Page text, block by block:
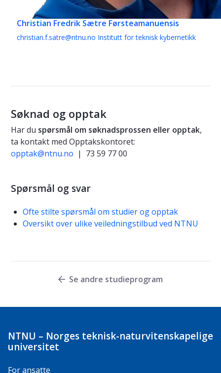
Christian Fredrik Sætre Førsteamanuensis
christian.f.satre@ntnu.no Institutt for teknisk kybernetikk
​​​​​​​Søknad og opptak
Har du spørsmål om søknadsprossen eller opptak,
ta kontakt med Opptakskontoret:
opptak@ntnu.no | 73 59 77 00
Spørsmål og svar
Ofte stilte spørsmål om studier og opptak
Oversikt over ulike veiledningstilbud ved NTNU
Se andre studieprogram
NTNU – Norges teknisk-naturvitenskapelige
universitet
For ansatte